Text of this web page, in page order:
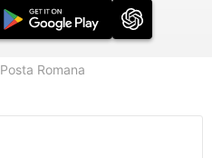
Posta Romana